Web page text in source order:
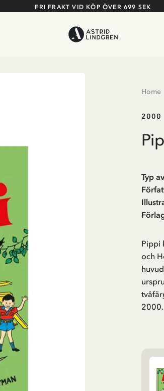
FRI FRAKT VID KÖP ÖVER 699 SEK
Home
2000
Typ
Pippi
och
2000.